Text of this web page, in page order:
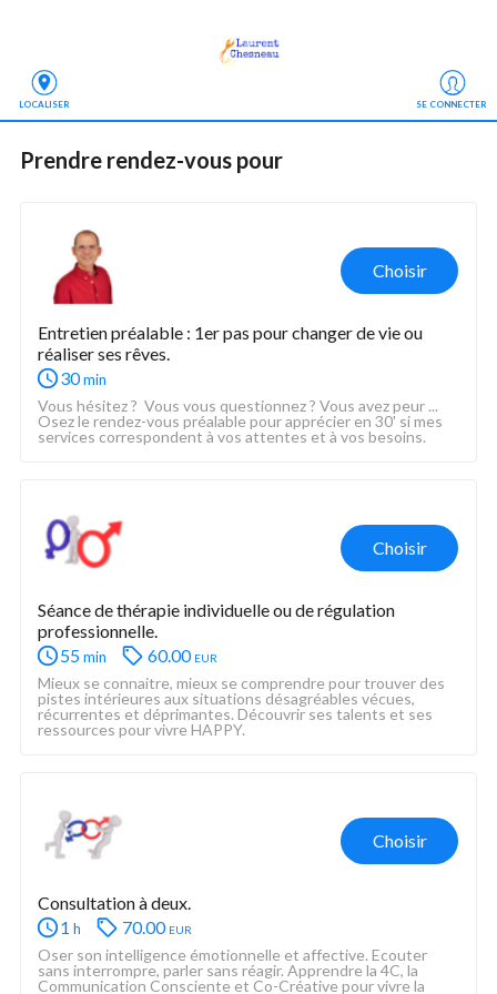
LOCALISER SE CONNECTER
Prendre rendez-vous pour
Choisir
Entretien préalable : 1er pas pour changer de vie ou
réaliser ses rêves.
30min
Vous hésitez ?  Vous vous questionnez ? Vous avez peur ...
Osez le rendez-vous préalable pour apprécier en 30' si mes
services correspondent à vos attentes et à vos besoins.
Choisir
Séance de thérapie individuelle ou de régulation
professionnelle.
55min 60.00 eur
Mieux se connaitre, mieux se comprendre pour trouver des
pistes intérieures aux situations désagréables vécues,
récurrentes et déprimantes. Découvrir ses talents et ses
ressources pour vivre HAPPY.
Choisir
Consultation à deux.
1 h 70.00 eur
Oser son intelligence émotionnelle et affective. Ecouter
sans interrompre, parler sans réagir. Apprendre la 4C, la
Communication Consciente et Co-Créative pour vivre la